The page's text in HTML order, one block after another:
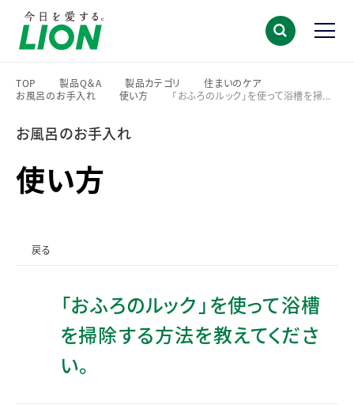
TOP
>
製品Q＆A
製品カテゴリ
>
住まいのケア
>
お風呂のお手入れ
使い方
「おふろのルック」を使って浴槽を掃...
お風呂のお手入れ
使い方
戻る
「おふろのルック」を使って浴槽
を掃除する方法を教えてくださ
い。